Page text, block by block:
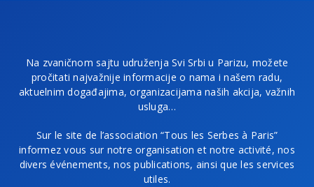
Na zvaničnom sajtu udruženja Svi Srbi u Parizu, možete
pročitati najvažnije informacije o nama i našem radu,
aktuelnim događajima, organizacijama naših akcija, važnih
usluga…
Sur le site de l’association “Tous les Serbes à Paris”
informez vous sur notre organisation et notre activité, nos
divers événements, nos publications, ainsi que les services
utiles.